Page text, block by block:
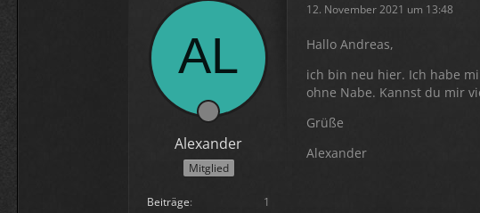
Alexander
Mitglied
Beiträge
1
12. November 2021 um 13:48
Hallo Andreas,
ich bin neu hier. Ich habe
ohne Nabe. Kannst du mir
Grüße
Alexander